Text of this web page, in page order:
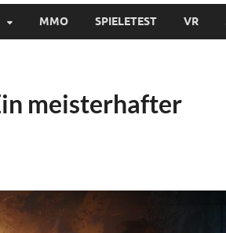
MMO SPIELETEST VR
meisterhafter